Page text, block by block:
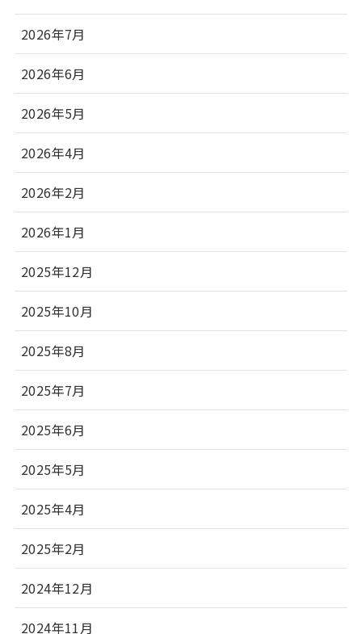
2026年7月
2026年6月
2026年5月
2026年4月
2026年2月
2026年1月
2025年12月
2025年10月
2025年8月
2025年7月
2025年6月
2025年5月
2025年4月
2025年2月
2024年12月
2024年11月